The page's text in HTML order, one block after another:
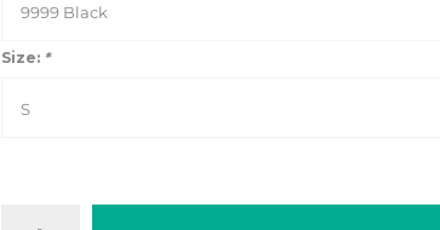
9999 Black
Size: *
S